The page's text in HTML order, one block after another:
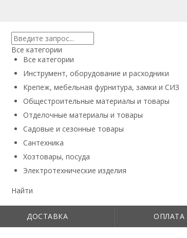
Все категории
Все категории
Инструмент, оборудование и расходники
Крепеж, мебельная фурнитура, замки и СИЗ
Общестроительные материалы и товары
Отделочные материалы и товары
Садовые и сезонные товары
Сантехника
Хозтовары, посуда
Электротехнические изделия
Найти
ДОСТАВКА ОПЛАТА